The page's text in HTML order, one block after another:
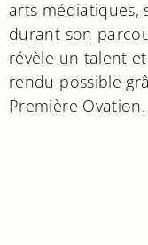
arts médiatiques,
durant son
révèle un talent
rendu possible
Première Ovation.